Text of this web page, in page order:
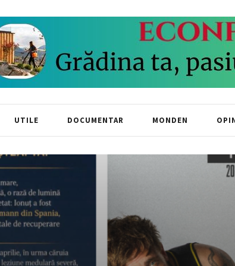
UTILE DOCUMENTAR MONDEN